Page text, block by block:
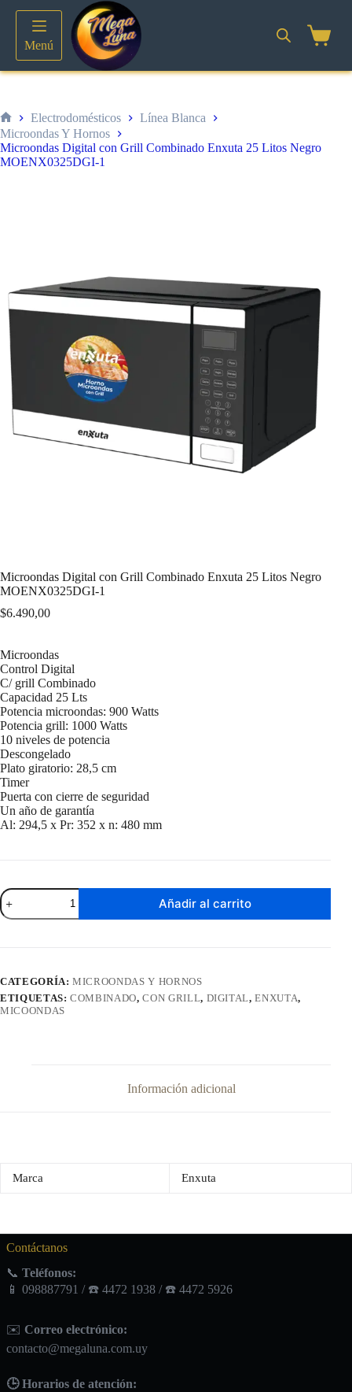
contenido
Menú
Inicio
Electrodomésticos
Línea Blanca
Microondas Y Hornos
Microondas Digital con Grill Combinado Enxuta 25 Litos Negro
MOENX0325DGI-1
Microondas Digital con Grill Combinado Enxuta 25 Litos Negro
MOENX0325DGI-1
$6.490,00
Microondas
Control Digital
C/ grill Combinado
Capacidad 25 Lts
Potencia microondas: 900 Watts
Potencia grill: 1000 Watts
10 niveles de potencia
Descongelado
Plato giratorio: 28,5 cm
Timer
Puerta con cierre de seguridad
Un año de garantía
Al: 294,5 x Pr: 352 x n: 480 mm
Microondas
Digital
con
Litos
Negro
MOENX0325DGI-
Añadir al carrito
CATEGORÍA:MICROONDAS Y HORNOS
ETIQUETAS:COMBINADO,CON GRILL, DIGITAL,ENXUTA,
MICOONDAS
Información adicional
Marca Enxuta
Contáctanos
📞 Teléfonos:
📱 098887791 / ☎️ 4472 1938 / ☎️ 4472 5926
✉️ Correo electrónico:
contacto@megaluna.com.uy
🕒 Horarios de atención: